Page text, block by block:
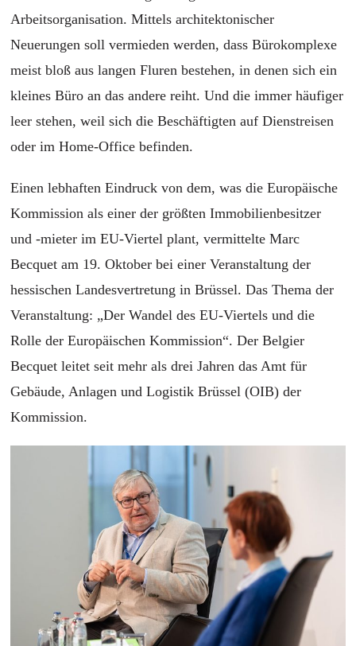
Arbeitsorganisation. Mittels architektonischer
Neuerungen soll vermieden werden, dass Bürokomplexe
meist bloß aus langen Fluren bestehen, in denen sich ein
kleines Büro an das andere reiht. Und die immer häufiger
leer stehen, weil sich die Beschäftigten auf Dienstreisen
oder im Home-Office befinden.
Einen lebhaften Eindruck von dem, was die Europäische
Kommission als einer der größten Immobilienbesitzer
und -mieter im EU-Viertel plant, vermittelte Marc
Becquet am 19. Oktober bei einer Veranstaltung der
hessischen Landesvertretung in Brüssel. Das Thema der
Veranstaltung: „Der Wandel des EU-Viertels und die
Rolle der Europäischen Kommission“. Der Belgier
Becquet leitet seit mehr als drei Jahren das Amt für
Gebäude, Anlagen und Logistik Brüssel (OIB) der
Kommission.